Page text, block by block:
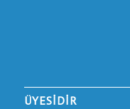
ÜYESİDİR